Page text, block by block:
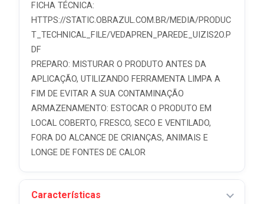
FICHA TÉCNICA:
HTTPS://STATIC.OBRAZUL.COM.BR/MEDIA/PRODUC
T_TECHNICAL_FILE/VEDAPREN_PAREDE_UIZIS2O.P
DF
PREPARO: MISTURAR O PRODUTO ANTES DA
APLICAÇÃO, UTILIZANDO FERRAMENTA LIMPA A
FIM DE EVITAR A SUA CONTAMINAÇÃO
ARMAZENAMENTO: ESTOCAR O PRODUTO EM
LOCAL COBERTO, FRESCO, SECO E VENTILADO,
FORA DO ALCANCE DE CRIANÇAS, ANIMAIS E
LONGE DE FONTES DE CALOR
Características